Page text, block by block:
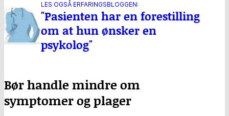
LES OGSÅ ERFARINGSBLOGGEN:
"Pasienten har en forestilling
om at hun ønsker en
psykolog"
Bør handle mindre om
symptomer og plager